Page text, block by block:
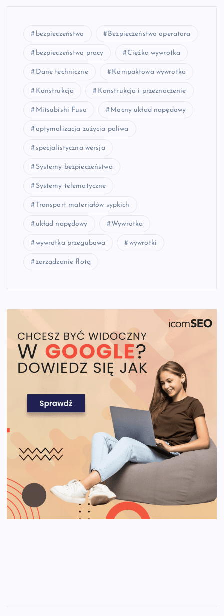
bezpieczeństwo Bezpieczeństwo operatora
bezpieczeństwo pracy Ciężka wywrotka
Dane techniczne Kompaktowa wywrotka
Konstrukcja Konstrukcja i przeznaczenie
Mitsubishi Fuso Mocny układ napędowy
optymalizacja zużycia paliwa
specjalistyczna wersja
Systemy bezpieczeństwa
Systemy telematyczne
Transport materiałów sypkich
układ napędowy Wywrotka
wywrotka przegubowa wywrotki
zarządzanie flotą